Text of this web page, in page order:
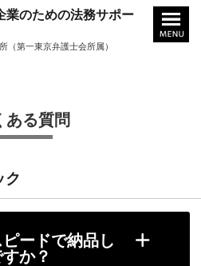
業のための法務サポー
（第一東京弁護士会所属）
ある質問
ク
ードで納品し
か？